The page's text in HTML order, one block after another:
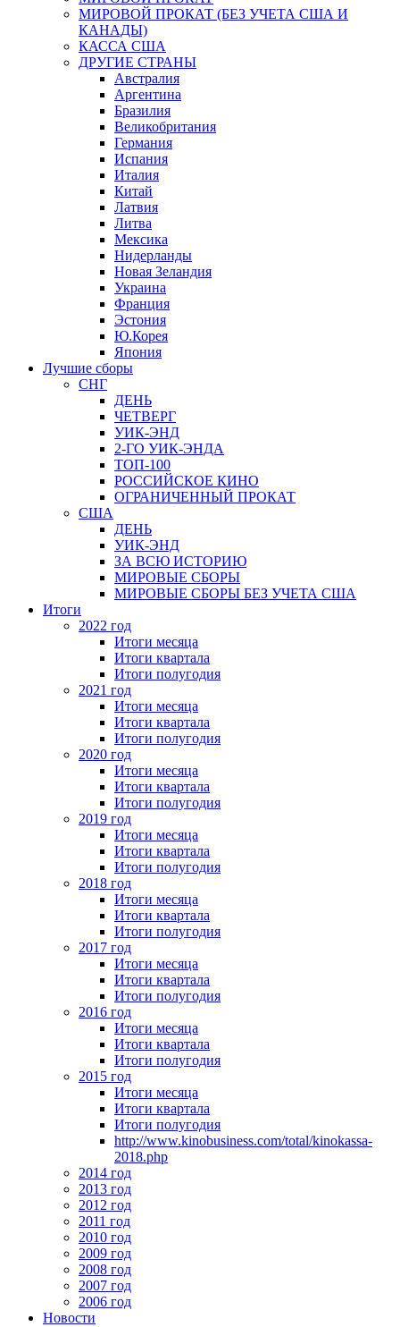
МИРОВОЙ ПРОКАТ (БЕЗ УЧЕТА США И
КАНАДЫ)
КАССА США
ДРУГИЕ СТРАНЫ
Австралия
Аргентина
Бразилия
Великобритания
Германия
Испания
Италия
Китай
Латвия
Литва
Мексика
Нидерланды
Новая Зеландия
Украина
Франция
Эстония
Ю.Корея
Япония
Лучшие сборы
СНГ
ДЕНЬ
ЧЕТВЕРГ
УИК-ЭНД
2-ГО УИК-ЭНДА
ТОП-100
РОССИЙСКОЕ КИНО
ОГРАНИЧЕННЫЙ ПРОКАТ
США
ДЕНЬ
УИК-ЭНД
ЗА ВСЮ ИСТОРИЮ
МИРОВЫЕ СБОРЫ
МИРОВЫЕ СБОРЫ БЕЗ УЧЕТА США
Итоги
2022 год
Итоги месяца
Итоги квартала
Итоги полугодия
2021 год
Итоги месяца
Итоги квартала
Итоги полугодия
2020 год
Итоги месяца
Итоги квартала
Итоги полугодия
2019 год
Итоги месяца
Итоги квартала
Итоги полугодия
2018 год
Итоги месяца
Итоги квартала
Итоги полугодия
2017 год
Итоги месяца
Итоги квартала
Итоги полугодия
2016 год
Итоги месяца
Итоги квартала
Итоги полугодия
2015 год
Итоги месяца
Итоги квартала
Итоги полугодия
http://www.kinobusiness.com/total/kinokassa-
2018.php
2014 год
2013 год
2012 год
2011 год
2010 год
2009 год
2008 год
2007 год
2006 год
Новости